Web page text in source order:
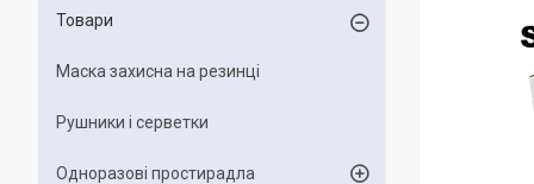
Товари
Маска захисна на резинці
Рушники і серветки
Одноразові простирадла